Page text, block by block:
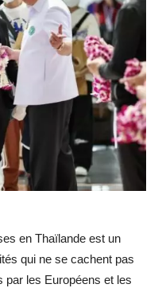
en Thaïlande est un
qui ne se cachent pas
par les Européens et les